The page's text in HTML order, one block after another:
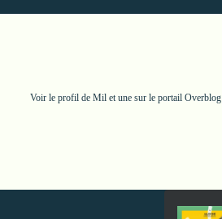
Voir le profil de Mil et unesur le portail Overblog